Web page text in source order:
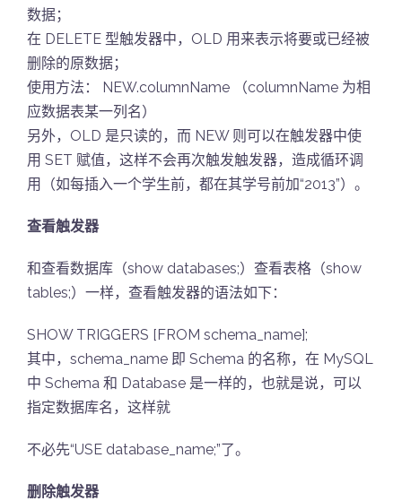
数据；
在 DELETE 型触发器中，OLD 用来表示将要或已经被
删除的原数据；
使用方法： NEW.columnName （columnName 为相
应数据表某一列名）
另外，OLD 是只读的，而 NEW 则可以在触发器中使
用 SET 赋值，这样不会再次触发触发器，造成循环调
用（如每插入一个学生前，都在其学号前加“2013”）。
查看触发器
和查看数据库（show databases;）查看表格（show
tables;）一样，查看触发器的语法如下：
SHOW TRIGGERS [FROM schema_name];
其中，schema_name 即 Schema 的名称，在 MySQL
中 Schema 和 Database 是一样的，也就是说，可以
指定数据库名，这样就
不必先“USE database_name;”了。
删除触发器